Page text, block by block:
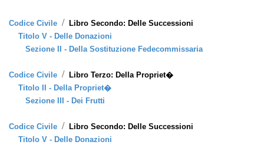
Codice Civile / Libro Secondo: Delle Successioni
Titolo V - Delle Donazioni
Sezione II - Della Sostituzione Fedecommissaria
Codice Civile / Libro Terzo: Della Propriet�
Titolo II - Della Propriet�
Sezione III - Dei Frutti
Codice Civile / Libro Secondo: Delle Successioni
Titolo V - Delle Donazioni